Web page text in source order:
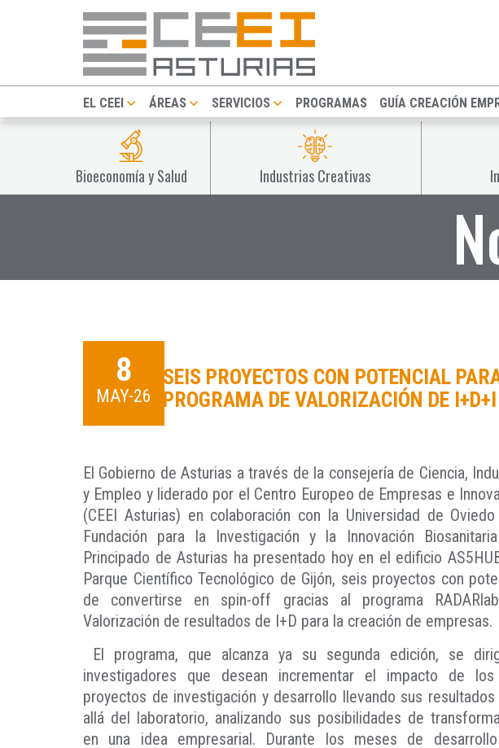
EL CEEI ÁREAS SERVICIOS PROGRAMAS GUÍA CREACIÓN
Bioeconomía y Salud Industrias Creativas
8
MAY-26
SEIS PROYECTOS CON POTENCIAL
PROGRAMA DE VALORIZACIÓN DE
El Gobierno de Asturias a través de la consejería de Ciencia,
y Empleo y liderado por el Centro Europeo de Empresas e
(CEEI Asturias) en colaboración con la Universidad de
Fundación para la Investigación y la Innovación
Principado de Asturias ha presentado hoy en el edificio
Parque Científico Tecnológico de Gijón, seis proyectos con
de convertirse en spin-off gracias al programa
Valorización de resultados de I+D para la creación de empresas.
El programa, que alcanza ya su segunda edición, se
investigadores que desean incrementar el impacto de
proyectos de investigación y desarrollo llevando sus resultados
allá del laboratorio, analizando sus posibilidades de
en una idea empresarial. Durante los meses de